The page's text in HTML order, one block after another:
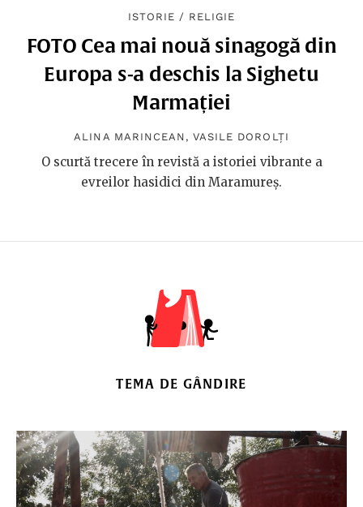
ISTORIE / RELIGIE
FOTO Cea mai nouă sinagogă din
Europa s-a deschis la Sighetu
Marmației
ALINA MARINCEAN ,VASILE DOROLȚI
O scurtă trecere în revistă a istoriei vibrante a
evreilor hasidici din Maramureș.
TEMA DE GÂNDIRE